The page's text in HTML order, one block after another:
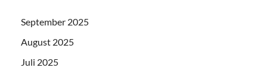
September 2025
August 2025
Juli 2025